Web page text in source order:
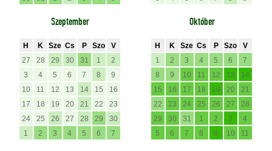
Szeptember
H K Sze Cs P Szo
V
27
28 29 30 31 1
2
3
4 5 6 7 8
9
10
11 12 13 14 15
16
17
18 19 20 21 22
23
24
25 26 27 28 29
30
1
2 3 4 5 6 7
Október
H K Sze Cs P Szo
V
1
2 3 4 5 6
7
8
9 10 11 12 13
14
15
16 17 18 19 20
21
22
23 24 25 26 27
28
29
30 31 1 2 3
4
5
6 7 8 9 10 11